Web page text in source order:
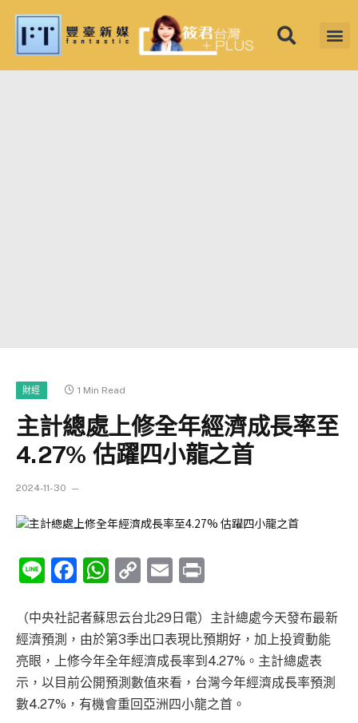
財經 1 Min Read
主計總處上修全年經濟成長率至
4.27% 估躍四小龍之首
2024-11-30
LineFacebook
WhatsApp
CopyEmail
（中央社記者蘇思云台北29日電）主計總處今天發布最新
經濟預測，由於第3季出口表現比預期好，加上投資動能
亮眼，上修今年全年經濟成長率到4.27%。主計總處表
示，以目前公開預測數值來看，台灣今年經濟成長率預測
數4.27%，有機會重回亞洲四小龍之首。